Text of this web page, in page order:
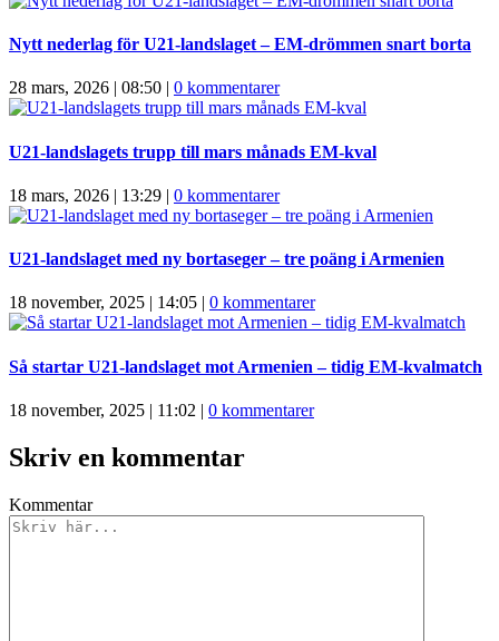
Nytt nederlag för U21-landslaget – EM-drömmen snart borta
28 mars, 2026 | 08:50 | 0 kommentarer
U21-landslagets trupp till mars månads EM-kval
18 mars, 2026 | 13:29 | 0 kommentarer
U21-landslaget med ny bortaseger – tre poäng i Armenien
18 november, 2025 | 14:05 0 kommentarer
Så startar U21-landslaget mot Armenien – tidig EM-kvalmatch
18 november, 2025 | 11:02 | 0 kommentarer
Skriv en kommentar
Kommentar